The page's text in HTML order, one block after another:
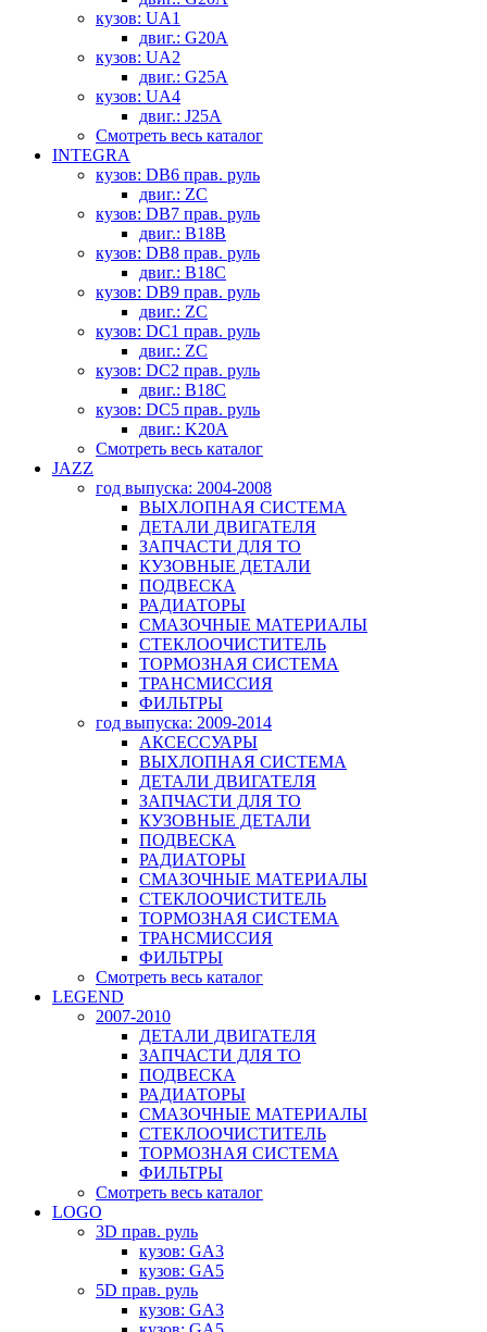
кузов: UA1
двиг.: G20A
кузов: UA2
двиг.: G25A
кузов: UA4
двиг.: J25A
Смотреть весь каталог
INTEGRA
кузов: DB6 прав. руль
двиг.: ZC
кузов: DB7 прав. руль
двиг.: B18B
кузов: DB8 прав. руль
двиг.: B18C
кузов: DB9 прав. руль
двиг.: ZC
кузов: DC1 прав. руль
двиг.: ZC
кузов: DC2 прав. руль
двиг.: B18C
кузов: DC5 прав. руль
двиг.: K20A
Смотреть весь каталог
JAZZ
год выпуска: 2004-2008
ВЫХЛОПНАЯ СИСТЕМА
ДЕТАЛИ ДВИГАТЕЛЯ
ЗАПЧАСТИ ДЛЯ ТО
КУЗОВНЫЕ ДЕТАЛИ
ПОДВЕСКА
РАДИАТОРЫ
СМАЗОЧНЫЕ МАТЕРИАЛЫ
СТЕКЛООЧИСТИТЕЛЬ
ТОРМОЗНАЯ СИСТЕМА
ТРАНСМИССИЯ
ФИЛЬТРЫ
год выпуска: 2009-2014
АКСЕССУАРЫ
ВЫХЛОПНАЯ СИСТЕМА
ДЕТАЛИ ДВИГАТЕЛЯ
ЗАПЧАСТИ ДЛЯ ТО
КУЗОВНЫЕ ДЕТАЛИ
ПОДВЕСКА
РАДИАТОРЫ
СМАЗОЧНЫЕ МАТЕРИАЛЫ
СТЕКЛООЧИСТИТЕЛЬ
ТОРМОЗНАЯ СИСТЕМА
ТРАНСМИССИЯ
ФИЛЬТРЫ
Смотреть весь каталог
LEGEND
2007-2010
ДЕТАЛИ ДВИГАТЕЛЯ
ЗАПЧАСТИ ДЛЯ ТО
ПОДВЕСКА
РАДИАТОРЫ
СМАЗОЧНЫЕ МАТЕРИАЛЫ
СТЕКЛООЧИСТИТЕЛЬ
ТОРМОЗНАЯ СИСТЕМА
ФИЛЬТРЫ
Смотреть весь каталог
LOGO
3D прав. руль
кузов: GA3
кузов: GA5
5D прав. руль
кузов: GA3